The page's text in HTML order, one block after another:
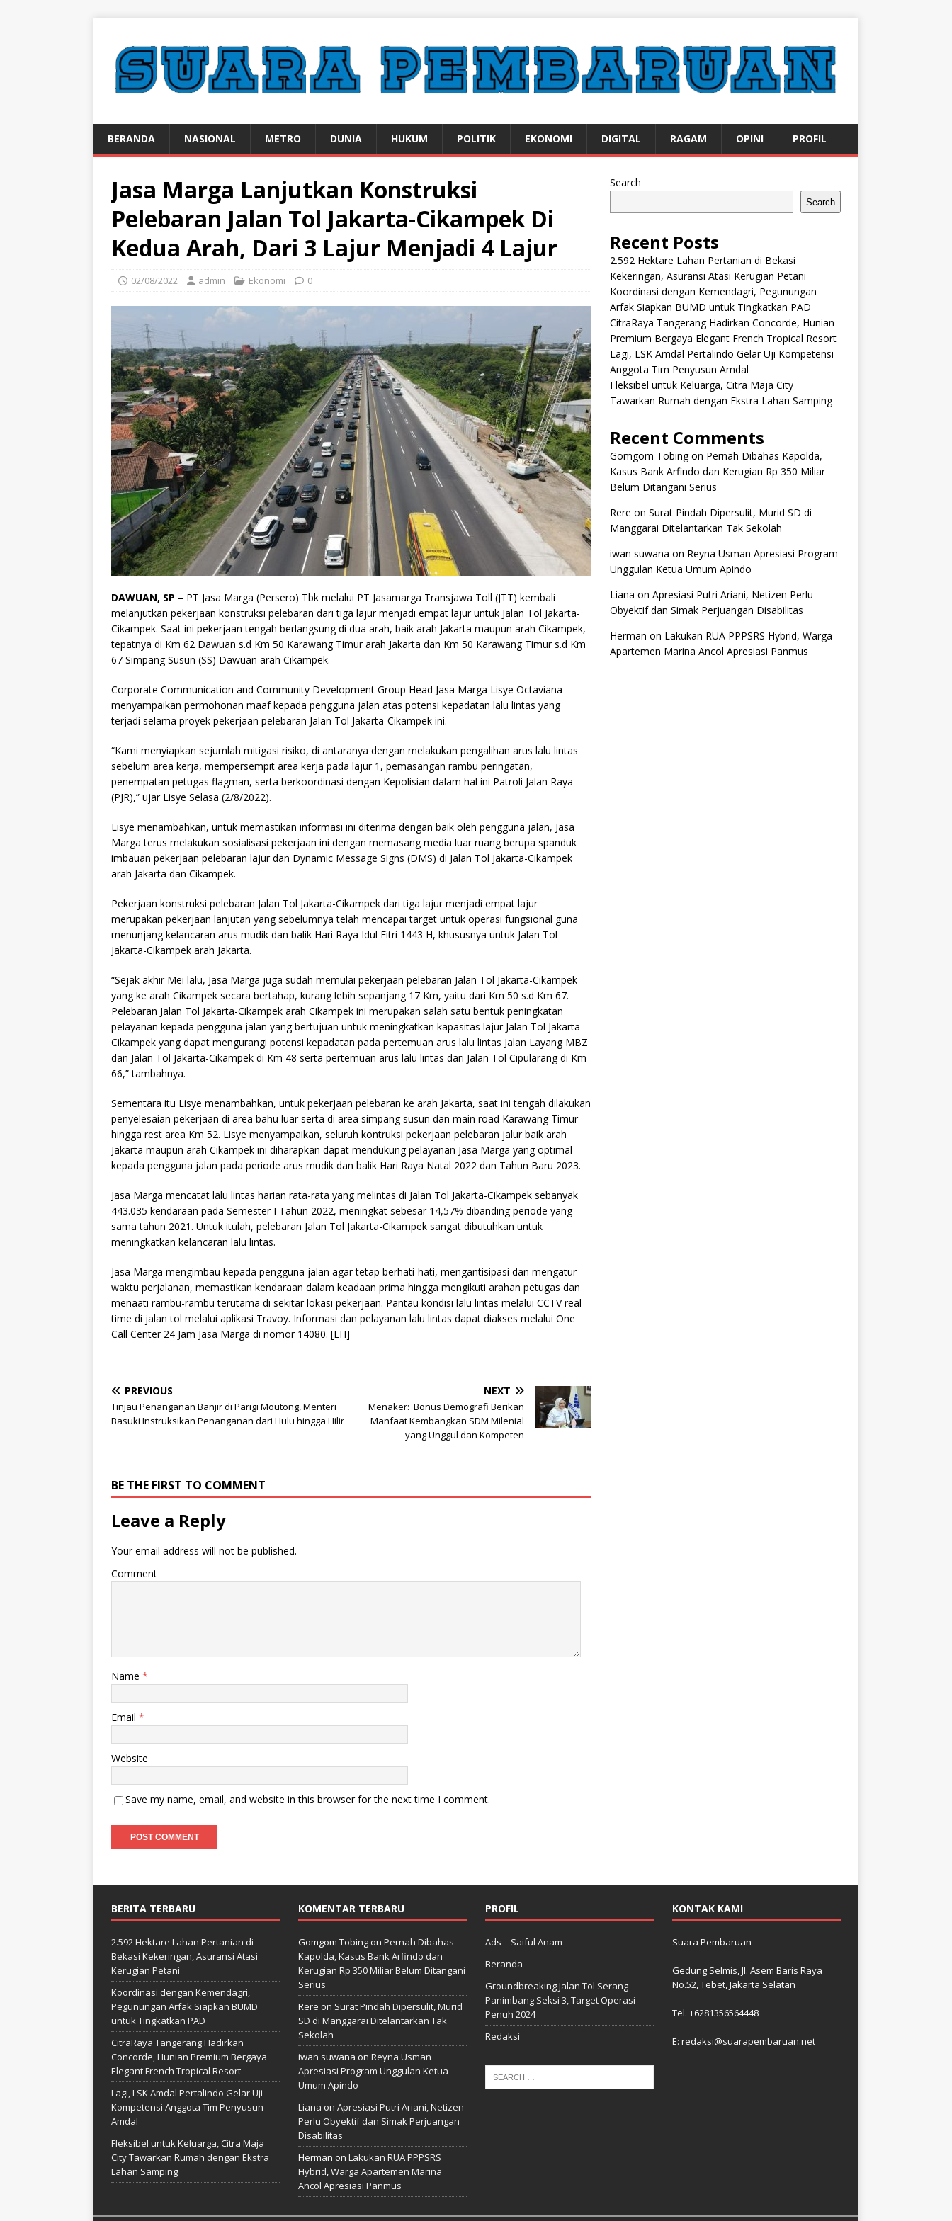
BERANDA NASIONAL METRO DUNIA HUKUM POLITIK EKONOMI DIGITAL RAGAM OPINI PROFIL
Jasa Marga Lanjutkan Konstruksi
Pelebaran Jalan Tol Jakarta-Cikampek Di
Kedua Arah, Dari 3 Lajur Menjadi 4 Lajur
02/08/2022 admin Ekonomi 0
DAWUAN, SP – PT Jasa Marga (Persero) Tbk melalui PT Jasamarga Transjawa Toll (JTT) kembali
melanjutkan pekerjaan konstruksi pelebaran dari tiga lajur menjadi empat lajur untuk Jalan Tol Jakarta-
Cikampek. Saat ini pekerjaan tengah berlangsung di dua arah, baik arah Jakarta maupun arah Cikampek,
tepatnya di Km 62 Dawuan s.d Km 50 Karawang Timur arah Jakarta dan Km 50 Karawang Timur s.d Km
67 Simpang Susun (SS) Dawuan arah Cikampek.
Corporate Communication and Community Development Group Head Jasa Marga Lisye Octaviana
menyampaikan permohonan maaf kepada pengguna jalan atas potensi kepadatan lalu lintas yang
terjadi selama proyek pekerjaan pelebaran Jalan Tol Jakarta-Cikampek ini.
“Kami menyiapkan sejumlah mitigasi risiko, di antaranya dengan melakukan pengalihan arus lalu lintas
sebelum area kerja, mempersempit area kerja pada lajur 1, pemasangan rambu peringatan,
penempatan petugas flagman, serta berkoordinasi dengan Kepolisian dalam hal ini Patroli Jalan Raya
(PJR),” ujar Lisye Selasa (2/8/2022).
Lisye menambahkan, untuk memastikan informasi ini diterima dengan baik oleh pengguna jalan, Jasa
Marga terus melakukan sosialisasi pekerjaan ini dengan memasang media luar ruang berupa spanduk
imbauan pekerjaan pelebaran lajur dan Dynamic Message Signs (DMS) di Jalan Tol Jakarta-Cikampek
arah Jakarta dan Cikampek.
Pekerjaan konstruksi pelebaran Jalan Tol Jakarta-Cikampek dari tiga lajur menjadi empat lajur
merupakan pekerjaan lanjutan yang sebelumnya telah mencapai target untuk operasi fungsional guna
menunjang kelancaran arus mudik dan balik Hari Raya Idul Fitri 1443 H, khususnya untuk Jalan Tol
Jakarta-Cikampek arah Jakarta.
“Sejak akhir Mei lalu, Jasa Marga juga sudah memulai pekerjaan pelebaran Jalan Tol Jakarta-Cikampek
yang ke arah Cikampek secara bertahap, kurang lebih sepanjang 17 Km, yaitu dari Km 50 s.d Km 67.
Pelebaran Jalan Tol Jakarta-Cikampek arah Cikampek ini merupakan salah satu bentuk peningkatan
pelayanan kepada pengguna jalan yang bertujuan untuk meningkatkan kapasitas lajur Jalan Tol Jakarta-
Cikampek yang dapat mengurangi potensi kepadatan pada pertemuan arus lalu lintas Jalan Layang MBZ
dan Jalan Tol Jakarta-Cikampek di Km 48 serta pertemuan arus lalu lintas dari Jalan Tol Cipularang di Km
66,” tambahnya.
Sementara itu Lisye menambahkan, untuk pekerjaan pelebaran ke arah Jakarta, saat ini tengah dilakukan
penyelesaian pekerjaan di area bahu luar serta di area simpang susun dan main road Karawang Timur
hingga rest area Km 52. Lisye menyampaikan, seluruh kontruksi pekerjaan pelebaran jalur baik arah
Jakarta maupun arah Cikampek ini diharapkan dapat mendukung pelayanan Jasa Marga yang optimal
kepada pengguna jalan pada periode arus mudik dan balik Hari Raya Natal 2022 dan Tahun Baru 2023.
Jasa Marga mencatat lalu lintas harian rata-rata yang melintas di Jalan Tol Jakarta-Cikampek sebanyak
443.035 kendaraan pada Semester I Tahun 2022, meningkat sebesar 14,57% dibanding periode yang
sama tahun 2021. Untuk itulah, pelebaran Jalan Tol Jakarta-Cikampek sangat dibutuhkan untuk
meningkatkan kelancaran lalu lintas.
Jasa Marga mengimbau kepada pengguna jalan agar tetap berhati-hati, mengantisipasi dan mengatur
waktu perjalanan, memastikan kendaraan dalam keadaan prima hingga mengikuti arahan petugas dan
menaati rambu-rambu terutama di sekitar lokasi pekerjaan. Pantau kondisi lalu lintas melalui CCTV real
time di jalan tol melalui aplikasi Travoy. Informasi dan pelayanan lalu lintas dapat diakses melalui One
Call Center 24 Jam Jasa Marga di nomor 14080. [EH]
PREVIOUS
Tinjau Penanganan Banjir di Parigi Moutong, Menteri
Basuki Instruksikan Penanganan dari Hulu hingga Hilir
NEXT
Menaker: Bonus Demografi Berikan
Manfaat Kembangkan SDM Milenial
yang Unggul dan Kompeten
BE THE FIRST TO COMMENT
Leave a Reply
Your email address will not be published.
Comment
Name *
Email *
Website
Save my name, email, and website in this browser for the next time I comment.
Search
Search
Recent Posts
2.592 Hektare Lahan Pertanian di Bekasi
Kekeringan, Asuransi Atasi Kerugian Petani
Koordinasi dengan Kemendagri, Pegunungan
Arfak Siapkan BUMD untuk Tingkatkan PAD
CitraRaya Tangerang Hadirkan Concorde, Hunian
Premium Bergaya Elegant French Tropical Resort
Lagi, LSK Amdal Pertalindo Gelar Uji Kompetensi
Anggota Tim Penyusun Amdal
Fleksibel untuk Keluarga, Citra Maja City
Tawarkan Rumah dengan Ekstra Lahan Samping
Recent Comments
Gomgom Tobingon Pernah Dibahas Kapolda,
Kasus Bank Arfindo dan Kerugian Rp 350 Miliar
Belum Ditangani Serius
Rere on Surat Pindah Dipersulit, Murid SD di
Manggarai Ditelantarkan Tak Sekolah
iwan suwana on Reyna Usman Apresiasi Program
Unggulan Ketua Umum Apindo
Liana on Apresiasi Putri Ariani, Netizen Perlu
Obyektif dan Simak Perjuangan Disabilitas
Herman on Lakukan RUA PPPSRS Hybrid, Warga
Apartemen Marina Ancol Apresiasi Panmus
BERITA TERBARU
2.592 Hektare Lahan Pertanian di
Bekasi Kekeringan, Asuransi Atasi
Kerugian Petani
Koordinasi dengan Kemendagri,
Pegunungan Arfak Siapkan BUMD
untuk Tingkatkan PAD
CitraRaya Tangerang Hadirkan
Concorde, Hunian Premium Bergaya
Elegant French Tropical Resort
Lagi, LSK Amdal Pertalindo Gelar Uji
Kompetensi Anggota Tim Penyusun
Amdal
Fleksibel untuk Keluarga, Citra Maja
City Tawarkan Rumah dengan Ekstra
Lahan Samping
KOMENTAR TERBARU
Gomgom Tobingon Pernah Dibahas
Kapolda, Kasus Bank Arfindo dan
Kerugian Rp 350 Miliar Belum Ditangani
Serius
Rere on Surat Pindah Dipersulit, Murid
SD di Manggarai Ditelantarkan Tak
Sekolah
iwan suwana on Reyna Usman
Apresiasi Program Unggulan Ketua
Umum Apindo
Liana on Apresiasi Putri Ariani, Netizen
Perlu Obyektif dan Simak Perjuangan
Disabilitas
Herman on Lakukan RUA PPPSRS
Hybrid, Warga Apartemen Marina
Ancol Apresiasi Panmus
PROFIL
Ads – Saiful Anam
Beranda
Groundbreaking Jalan Tol Serang –
Panimbang Seksi 3, Target Operasi
Penuh 2024
Redaksi
KONTAK KAMI
Suara Pembaruan
Gedung Selmis, Jl. Asem Baris Raya
No.52, Tebet, Jakarta Selatan
Tel. +6281356564448
E: redaksi@suarapembaruan.net